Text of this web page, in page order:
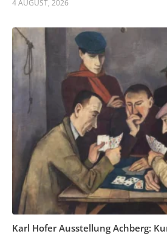
4 AUGUST, 2026
Karl Hofer Ausstellung Achberg: